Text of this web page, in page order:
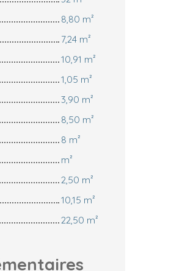
8,80 m²
7,24 m²
10,91 m²
1,05 m²
3,90 m²
8,50 m²
8 m²
m²
2,50 m²
10,15 m²
22,50 m²